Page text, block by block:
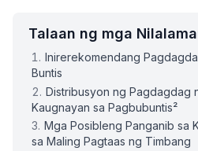
Talaan ng mga
Inirerekomendang
Buntis
Distribusyon ng Pagdagdag
Kaugnayan sa Pagbubuntis²
Mga Posibleng Panganib sa
sa Maling Pagtaas ng Timbang